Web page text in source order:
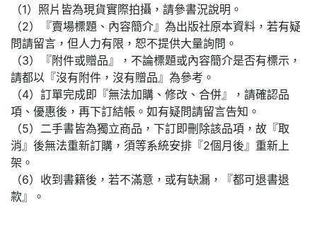
（1）照片皆為現貨實際拍攝，請參書況說明。
（2）『賣場標題、內容簡介』為出版社原本資料，若有疑
問請留言，但人力有限，恕不提供大量詢問。
（3）『附件或贈品』，不論標題或內容簡介是否有標示，
請都以『沒有附件，沒有贈品』為參考。
（4）訂單完成即『無法加購、修改、合併』，請確認品
項、優惠後，再下訂結帳。如有疑問請留言告知。
（5）二手書皆為獨立商品，下訂即刪除該品項，故『取
消』後無法重新訂購，須等系統安排『2個月後』重新上
架。
（6）收到書籍後，若不滿意，或有缺漏，『都可退書退
款』。